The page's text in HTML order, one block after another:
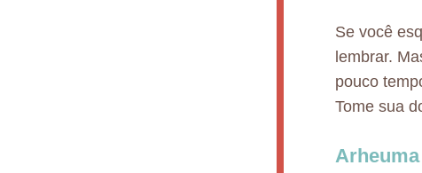
Se você
lembrar.
pouco
Tome sua